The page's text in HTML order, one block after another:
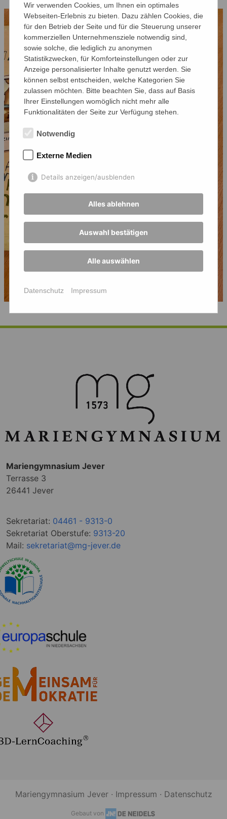
Mariengymnasium Jever
Terrasse 3
26441 Jever
Sekretariat: 04461 - 9313-0
Sekretariat Oberstufe: 9313-20
Mail: sekretariat@mg-jever.de
Mariengymnasium Jever · Impressum · Datenschutz
Gebaut von
Wir verwenden Cookies, um Ihnen ein optimales
Webseiten-Erlebnis zu bieten. Dazu zählen Cookies, die
für den Betrieb der Seite und für die Steuerung unserer
kommerziellen Unternehmensziele notwendig sind,
sowie solche, die lediglich zu anonymen
Statistikzwecken, für Komforteinstellungen oder zur
Anzeige personalisierter Inhalte genutzt werden. Sie
können selbst entscheiden, welche Kategorien Sie
zulassen möchten. Bitte beachten Sie, dass auf Basis
Ihrer Einstellungen womöglich nicht mehr alle
Funktionalitäten der Seite zur Verfügung stehen.
Notwendig
Externe Medien
Details anzeigen/ausblenden
Alles ablehnen
Auswahl bestätigen
Alle auswählen
Datenschutz Impressum